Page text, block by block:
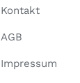
Kontakt
AGB
Impressum